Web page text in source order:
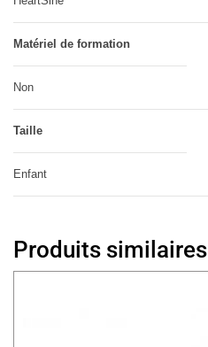
Matériel de formation
Non
Taille
Enfant
Produits similaires